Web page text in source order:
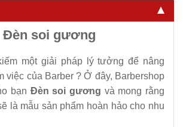
Đèn soi gương
một giải pháp lý tưởng để nâng
việc của Barber ? Ở đây, Barbershop
bạn Đèn soi gương và mong rằng
là mẫu sản phẩm hoàn hảo cho nhu